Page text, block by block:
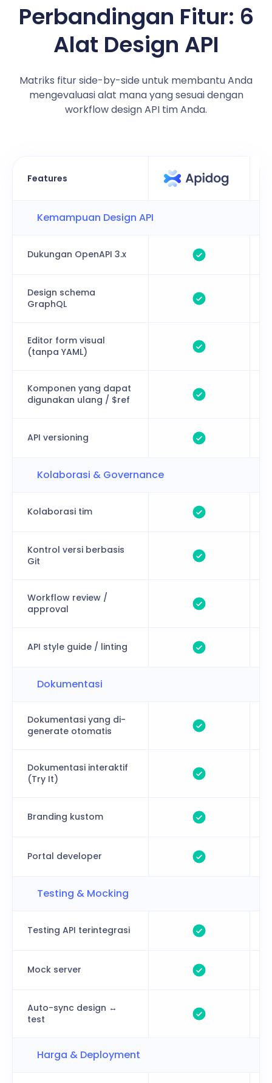
Perbandingan Fitur: 6
Alat Design API
Matriks fitur side-by-side untuk membantu Anda
mengevaluasi alat mana yang sesuai dengan
workflow design API tim Anda.
Features
Kemampuan Design API
Dukungan OpenAPI 3.x
Design schema
GraphQL
Editor form visual
(tanpa YAML)
Komponen yang dapat
digunakan ulang / $ref
API versioning
Kolaborasi & Governance
Kolaborasi tim
Kontrol versi berbasis
Git
Workflow review /
approval
API style guide / linting
Dokumentasi
Dokumentasi yang di-
generate otomatis
Dokumentasi interaktif
(Try It)
Branding kustom
Portal developer
Testing & Mocking
Testing API terintegrasi
Mock server
Auto-sync design ↔
test
Harga & Deployment